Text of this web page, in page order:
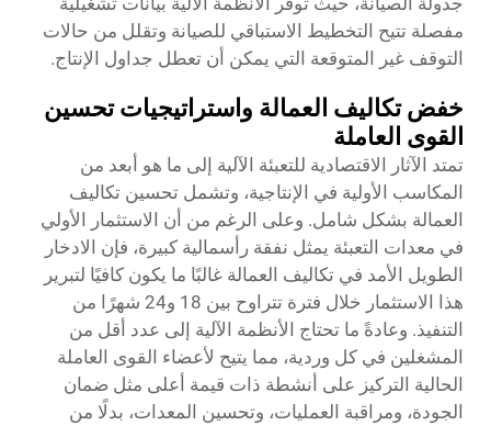
مفصلة تتيح التخطيط الاستباقي للصيانة وتقلل من حالات
التوقف غير المتوقعة التي يمكن أن تعطل جداول الإنتاج.
خفض تكاليف العمالة واستراتيجيات تحسين
القوى العاملة
تمتد الآثار الاقتصادية للتعبئة الآلية إلى ما هو أبعد من
المكاسب الأولية في الإنتاجية، وتشمل تحسين تكاليف
العمالة بشكل شامل. وعلى الرغم من أن الاستثمار الأولي
في معدات التعبئة يمثل نفقة رأسمالية كبيرة، فإن الادخار
الطويل الأمد في تكاليف العمالة غالبًا ما يكون كافيًا لتبرير
هذا الاستثمار خلال فترة تتراوح بين 18 و24 شهرًا من
التنفيذ. وعادةً ما تحتاج الأنظمة الآلية إلى عدد أقل من
المشغلين في كل وردية، مما يتيح لأعضاء القوى العاملة
الحالية التركيز على أنشطة ذات قيمة أعلى مثل ضمان
الجودة، ومراقبة العمليات، وتحسين المعدات، بدلًا من